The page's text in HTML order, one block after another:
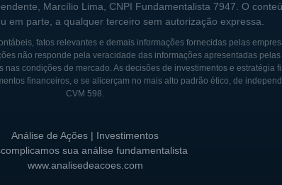
Marcílio Lima, CNPI Fundamentalista 7947. O
em parte, a qualquer terceiro sem autorização expressa.
fatos relevantes e demais informações fornecidas pelas
não responde pela veracidade das informações apresentadas
condições de mercado. As decisões de investimentos e estratégia
financeiros, e se alicerçam no mais alto padrão ético, de
CVM 598.
Análise de Ações | Investimentos
sua análise fundamentalista
www.analisedeacoes.com